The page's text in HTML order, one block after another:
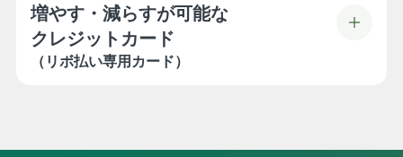
増やす・減らすが可能な
クレジットカード
（リボ払い専用カード）